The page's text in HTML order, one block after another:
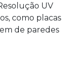
UV
como placas
de paredes